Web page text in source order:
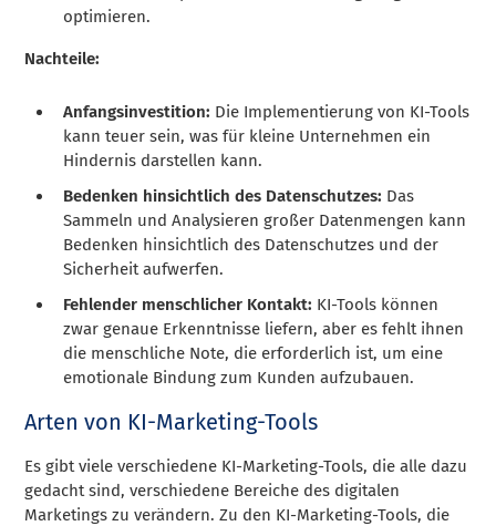
optimieren.
Nachteile:
Anfangsinvestition: Die Implementierung von KI-Tools
kann teuer sein, was für kleine Unternehmen ein
Hindernis darstellen kann.
Bedenken hinsichtlich des Datenschutzes: Das
Sammeln und Analysieren großer Datenmengen kann
Bedenken hinsichtlich des Datenschutzes und der
Sicherheit aufwerfen.
Fehlender menschlicher Kontakt: KI-Tools können
zwar genaue Erkenntnisse liefern, aber es fehlt ihnen
die menschliche Note, die erforderlich ist, um eine
emotionale Bindung zum Kunden aufzubauen.
Arten von KI-Marketing-Tools
Es gibt viele verschiedene KI-Marketing-Tools, die alle dazu
gedacht sind, verschiedene Bereiche des digitalen
Marketings zu verändern. Zu den KI-Marketing-Tools, die